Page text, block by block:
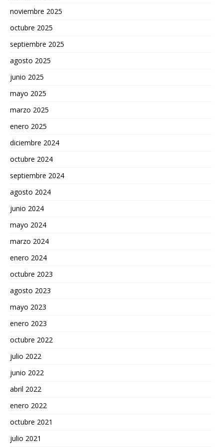
noviembre 2025
octubre 2025
septiembre 2025
agosto 2025
junio 2025
mayo 2025
marzo 2025
enero 2025
diciembre 2024
octubre 2024
septiembre 2024
agosto 2024
junio 2024
mayo 2024
marzo 2024
enero 2024
octubre 2023
agosto 2023
mayo 2023
enero 2023
octubre 2022
julio 2022
junio 2022
abril 2022
enero 2022
octubre 2021
julio 2021